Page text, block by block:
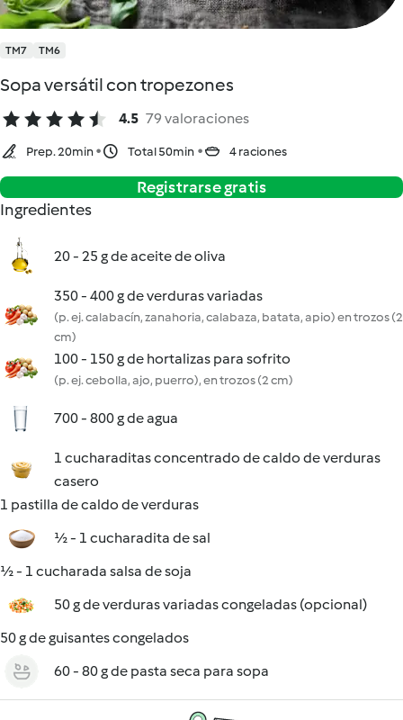
TM7 TM6
Sopa versátil con tropezones
4.5 79 valoraciones
Prep. 20min Total 50min 4 raciones
Registrarse gratis
Ingredientes
20 - 25 g de aceite de oliva
350 - 400 g de verduras variadas
(p. ej. calabacín, zanahoria, calabaza, batata, apio) en trozos (2
cm)
100 - 150 g de hortalizas para sofrito
(p. ej. cebolla, ajo, puerro), en trozos (2 cm)
700 - 800 g de agua
1 cucharaditas concentrado de caldo de verduras
casero
1 pastilla de caldo de verduras
½ - 1 cucharadita de sal
½ - 1 cucharada salsa de soja
50 g de verduras variadas congeladas (opcional)
50 g de guisantes congelados
60 - 80 g de pasta seca para sopa